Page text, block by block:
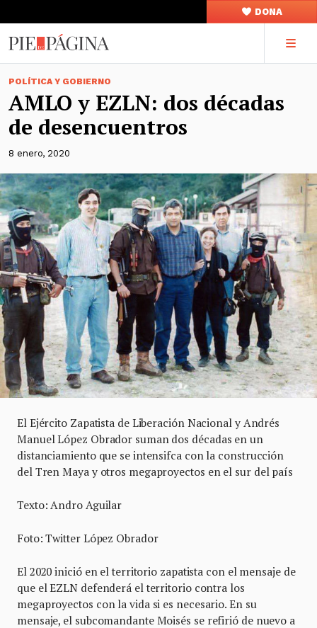
DONA
POLÍTICA Y GOBIERNO
AMLO y EZLN: dos décadas
de desencuentros
8 enero, 2020
El Ejército Zapatista de Liberación Nacional y Andrés
Manuel López Obrador suman dos décadas en un
distanciamiento que se intensifca con la construcción
del Tren Maya y otros megaproyectos en el sur del país
Texto: Andro Aguilar
Foto: Twitter López Obrador
El 2020 inició en el territorio zapatista con el mensaje de
que el EZLN defenderá el territorio contra los
megaproyectos con la vida si es necesario. En su
mensaje, el subcomandante Moisés se refirió de nuevo a